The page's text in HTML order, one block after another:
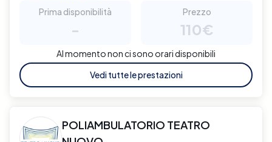
Prima disponibilità
-
Prezzo
110€
Al momento non ci sono orari disponibili
Vedi tutte le prestazioni
POLIAMBULATORIO TEATRO